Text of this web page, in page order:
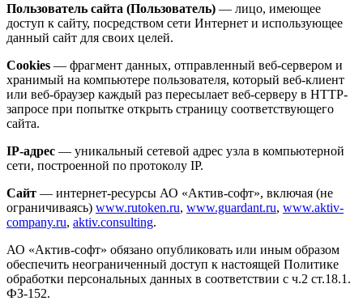
Пользователь сайта (Пользователь) — лицо, имеющее
доступ к сайту, посредством сети Интернет и использующее
данный сайт для своих целей.
Cookies — фрагмент данных, отправленный веб-сервером и
хранимый на компьютере пользователя, который веб-клиент
или веб-браузер каждый раз пересылает веб-серверу в HTTP-
запросе при попытке открыть страницу соответствующего
сайта.
IP-адрес — уникальный сетевой адрес узла в компьютерной
сети, построенной по протоколу IP.
Сайт — интернет-ресурсы АО «Актив-софт», включая (не
ограничиваясь) www.rutoken.ru, www.guardant.ru, www.aktiv-
company.ru, aktiv.consulting.
АО «Актив-софт» обязано опубликовать или иным образом
обеспечить неограниченный доступ к настоящей Политике
обработки персональных данных в соответствии с ч.2 ст.18.1.
ФЗ-152.